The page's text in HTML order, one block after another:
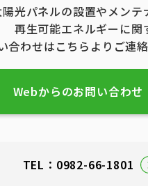
光パネルの設置やメンテ
再生可能エネルギーに関
合わせはこちらよりご連絡
Webからのお問い合わせ
TEL：0982-66-1801